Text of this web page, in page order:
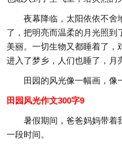
夜幕降临，太阳依依不舍
了，把明亮而温柔的月光照到
美丽。一切生物又都睡着了
进入了梦乡，人们也睡了，月
田园的风光像一幅画，像
田园风光作文300字9
暑假期间，爸爸妈妈带着
一段时间。